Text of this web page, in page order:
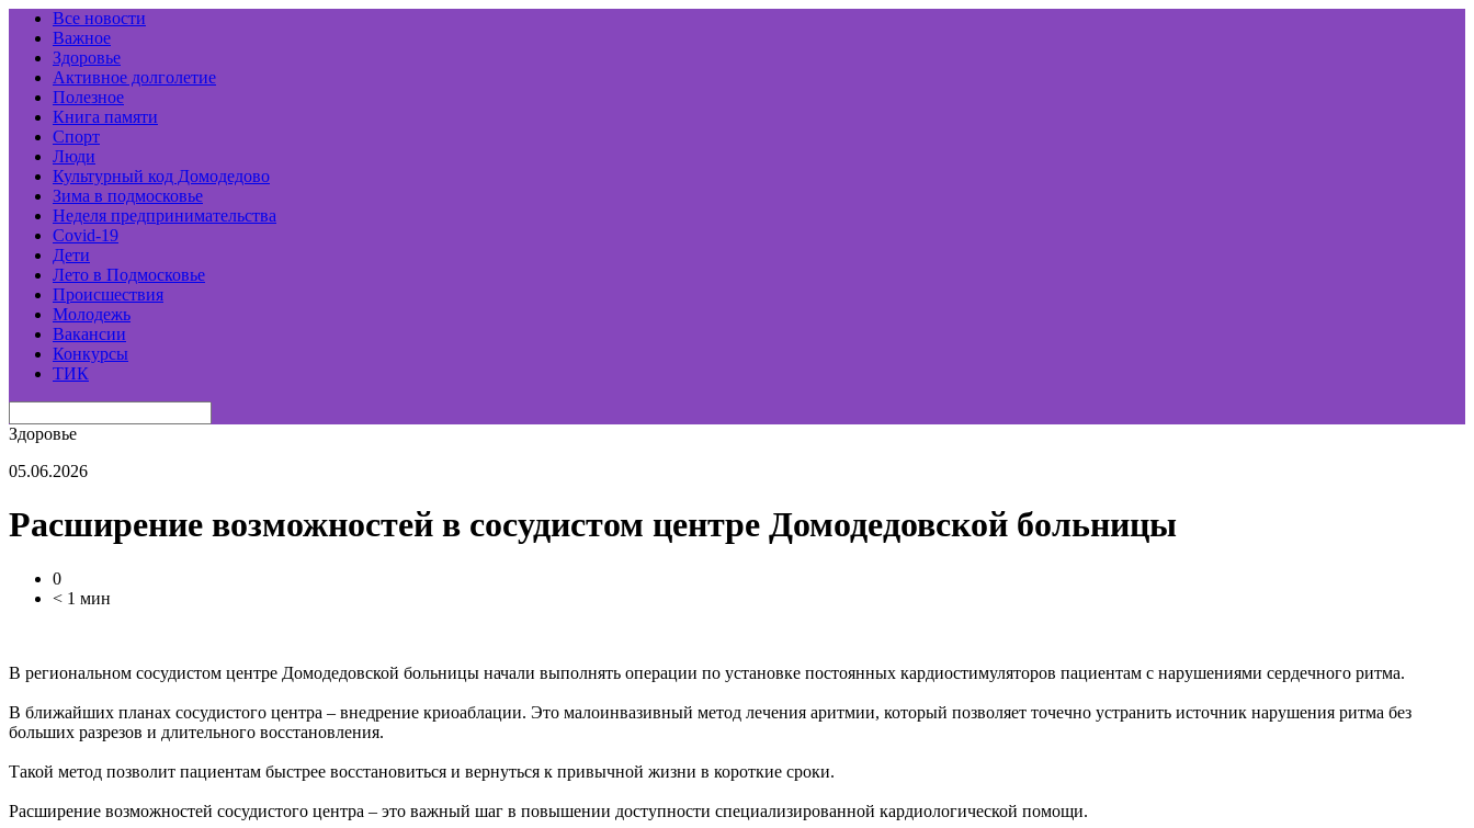
Все новости
Важное
Здоровье
Активное долголетие
Полезное
Книга памяти
Спорт
Люди
Культурный код Домодедово
Зима в подмосковье
Неделя предпринимательства
Covid-19
Дети
Лето в Подмосковье
Происшествия
Молодежь
Вакансии
Конкурсы
ТИК
Здоровье
05.06.2026
Расширение возможностей в сосудистом центре Домодедовской больницы
0
< 1 мин
В региональном сосудистом центре Домодедовской больницы начали выполнять операции по установке постоянных кардиостимуляторов пациентам с нарушениями сердечного ритма.
В ближайших планах сосудистого центра – внедрение криоаблации. Это малоинвазивный метод лечения аритмии, который позволяет точечно устранить источник нарушения ритма без
больших разрезов и длительного восстановления.
Такой метод позволит пациентам быстрее восстановиться и вернуться к привычной жизни в короткие сроки.
Расширение возможностей сосудистого центра – это важный шаг в повышении доступности специализированной кардиологической помощи.